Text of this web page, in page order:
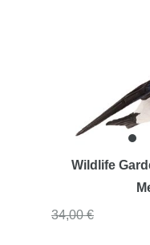
Wildlife
34,00 €